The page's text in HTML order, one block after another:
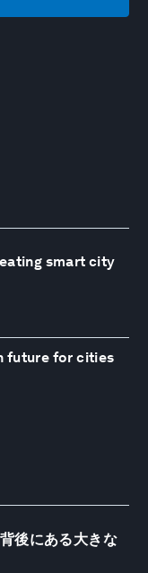
smart city
future for cities
後にある大きな